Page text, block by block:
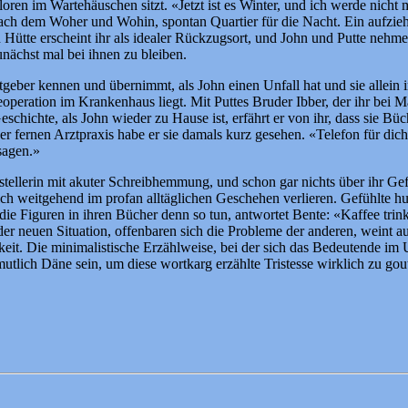
im Wartehäuschen sitzt. «Jetzt ist es Winter, und ich werde
dem Woher und Wohin, spontan Quartier für die Nacht. Ein
erscheint ihr als idealer Rückzugsort, und John und Putte
mal bei ihnen zu bleiben.
kennen und übernimmt, als John einen Unfall hat und sie
im Krankenhaus liegt. Mit Puttes Bruder Ibber, der ihr bei
als John wieder zu Hause ist, erfährt er von ihr, dass sie
fernen Arztpraxis habe er sie damals kurz gesehen. «Telefon für
mit akuter Schreibhemmung, und schon gar nichts über ihr
weitgehend im profan alltäglichen Geschehen verlieren. Gefühlte
Figuren in ihren Bücher denn so tun, antwortet Bente: «Kaffee
neuen Situation, offenbaren sich die Probleme der anderen, weint
Die minimalistische Erzählweise, bei der sich das Bedeutende
Däne sein, um diese wortkarg erzählte Tristesse wirklich zu